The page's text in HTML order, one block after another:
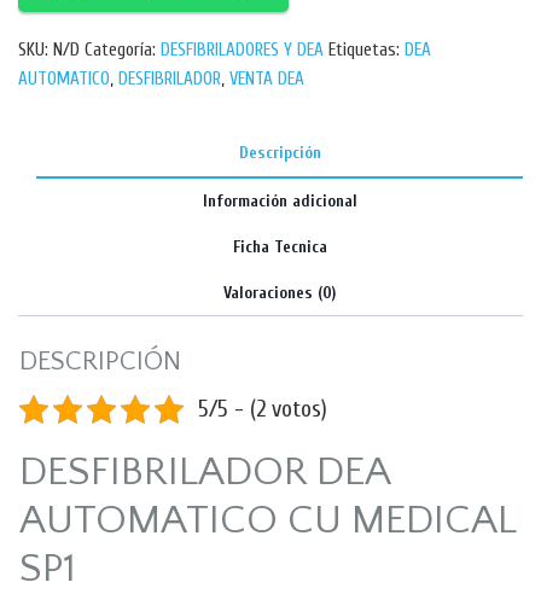
SKU: N/D Categoría: DESFIBRILADORES Y DEA Etiquetas: DEA
AUTOMATICO, DESFIBRILADOR, VENTA DEA
Descripción
Información adicional
Ficha Tecnica
Valoraciones (0)
DESCRIPCIÓN
5/5 - (2 votos)
DESFIBRILADOR DEA
AUTOMATICO CU MEDICAL
SP1